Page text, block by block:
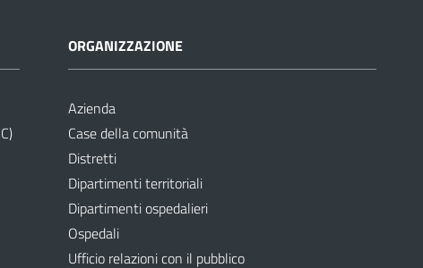
ORGANIZZAZIONE
Azienda
Case della comunità
Distretti
Dipartimenti territoriali
Dipartimenti ospedalieri
Ospedali
Ufficio relazioni con il pubblico